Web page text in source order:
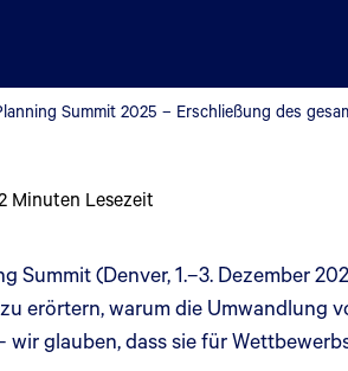
Summit 2025 – Erschließung des
Minuten Lesezeit
Summit (Denver, 1.–3. Dezember
erörtern, warum die
glauben, dass sie für